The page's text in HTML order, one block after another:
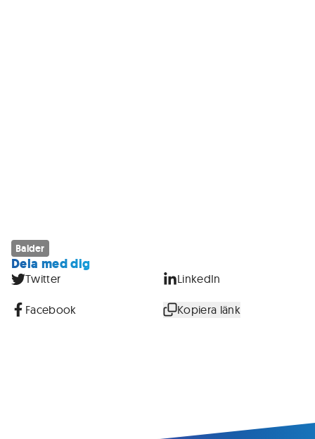
Balder
Dela med dig
Twitter LinkedIn
Facebook Kopiera länk